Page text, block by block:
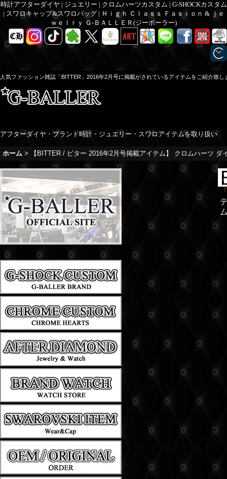
時計アフターダイヤ | ジュエリー | クロムハーツカスタム | G-SHOCKカスタム
| スワロキャップ&スワロバッグ | Ｈｉｇｈ Ｃｌａｓｓ Ｆａｓｉｏｎ & ｊｅ
ｗｅｌｒｙ Ｇ-ＢＡＬＬＥＲ(ジーボーラー)
人気ファッション雑誌「BITTER」2016年2月号に掲載がされているアイテムをご紹介致し
アフターダイヤ・ブランド時計・ジュエリー・スワロアイテムを取り扱い
ホーム > 【BITTER / ビター 2016年2月号掲載アイテム】 クロムハーツ